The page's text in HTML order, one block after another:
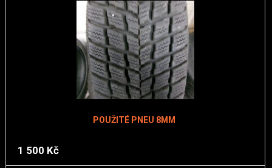
POUŽITÉ PNEU 8MM
1 500 Kč